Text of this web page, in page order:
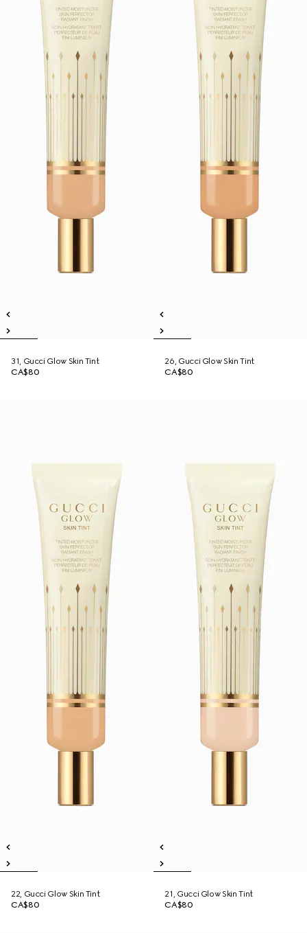
31, Gucci Glow Skin Tint
CA$80
26, Gucci Glow Skin Tint
CA$80
22, Gucci Glow Skin Tint
CA$80
21, Gucci Glow Skin Tint
CA$80